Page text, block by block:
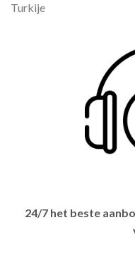
Turkije
24/7 het beste